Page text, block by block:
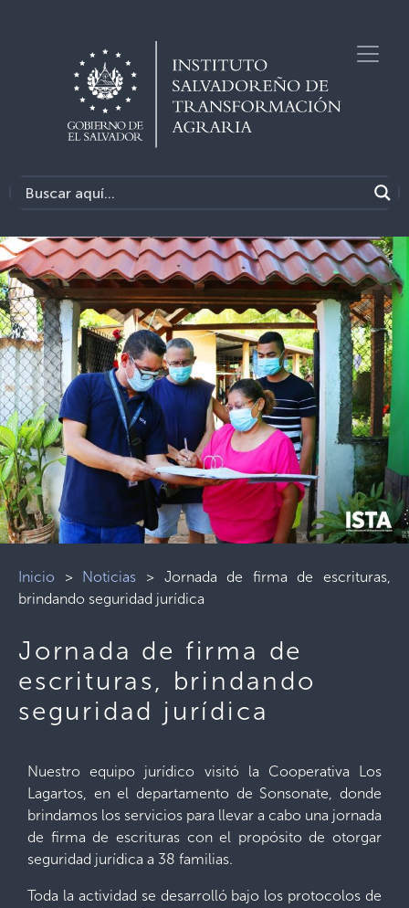
Inicio > Noticias > Jornada de firma de escrituras,
brindando seguridad jurídica
Jornada de firma de
escrituras, brindando
seguridad jurídica
Nuestro equipo jurídico visitó la Cooperativa Los
Lagartos, en el departamento de Sonsonate, donde
brindamos los servicios para llevar a cabo una jornada
de firma de escrituras con el propósito de otorgar
seguridad jurídica a 38 familias.
Toda la actividad se desarrolló bajo los protocolos de